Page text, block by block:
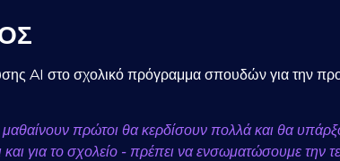
AI στο σχολικό πρόγραμμα σπουδών για την
πρώτοι θα κερδίσουν πολλά και θα
και για το σχολείο - πρέπει να ενσωματώσουμε